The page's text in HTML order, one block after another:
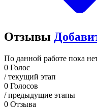
Отзывы
По данной работе пока
0 Голос
/ текущий этап
0 Голосов
/ предыдущие этапы
0 Отзыва